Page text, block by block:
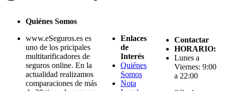
Quiénes Somos
www.eSeguros.es es
uno de los pricipales
multitarificadores de
seguros online. En la
actualidad realizamos
comparaciones de más
Enlaces
de
Interés
Quiénes
Somos
Nota
Contactar
HORARIO:
Lunes a
Viernes: 9:00
a 22:00